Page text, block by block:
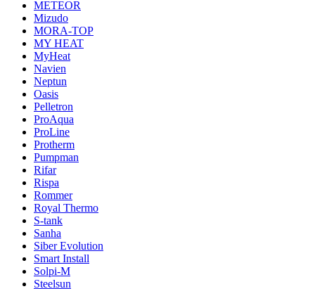
METEOR
Mizudo
MORA-TOP
MY HEAT
MyHeat
Navien
Neptun
Oasis
Pelletron
ProAqua
ProLine
Protherm
Pumpman
Rifar
Rispa
Rommer
Royal Thermo
S-tank
Sanha
Siber Evolution
Smart Install
Solpi-M
Steelsun